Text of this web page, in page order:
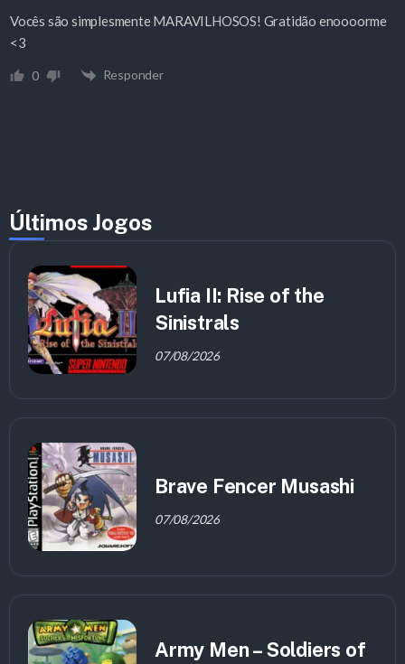
Vocês são simplesmente MARAVILHOSOS! Gratidão enoooorme
<3
0 Responder
Últimos Jogos
Lufia II: Rise of the
Sinistrals
07/08/2026
Brave Fencer Musashi
07/08/2026
Army Men – Soldiers of